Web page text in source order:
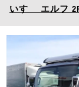
いすゞ エルフ